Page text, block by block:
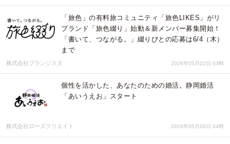
「旅色」の有料旅コミュニティ「旅色LIKES」がリ
ブランド「旅色綴り」始動＆新メンバー募集開始！
「書いて、つながる。」綴りびとの応募は6/4（木）
まで
株式会社ブランジスタ 2026年05月22日 03時
個性を活かした、あなたのための婚活。静岡婚活
「あいうえお」スタート
株式会社ローズクリエイト 2026年05月08日 04時